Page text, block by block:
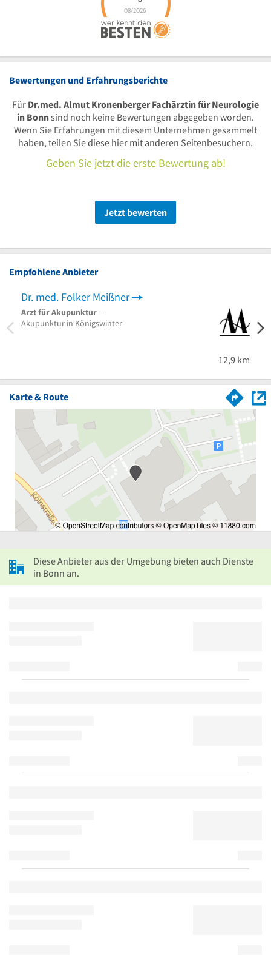
Bewertungen und Erfahrungsberichte
Für Dr.med. Almut Kronenberger Fachärztin für Neurologie
in Bonnsind noch keine Bewertungen abgegeben worden.
Wenn Sie Erfahrungen mit diesem Unternehmen gesammelt
haben, teilen Sie diese hier mit anderen Seitenbesuchern.
Geben Sie jetzt die erste Bewertung ab!
Jetzt bewerten
Empfohlene Anbieter
Dr. med. Folker Meißner
Arzt für Akupunktur –
Akupunktur in Königswinter
12,9 km
Karte & Route
Diese Anbieter aus der Umgebung bieten auch Dienste
in Bonn an.